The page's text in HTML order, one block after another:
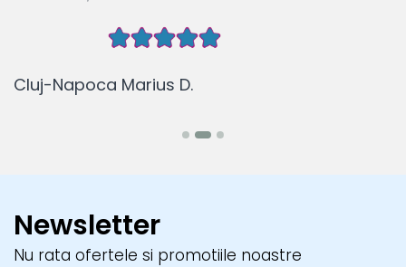
Cluj-Napoca Marius D.
Newsletter
Nu rata ofertele si promotiile noastre